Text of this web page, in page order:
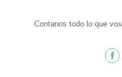
Contanos todo lo que